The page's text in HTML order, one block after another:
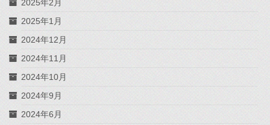
2025年2月
2025年1月
2024年12月
2024年11月
2024年10月
2024年9月
2024年6月